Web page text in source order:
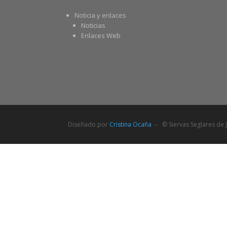
Noticia y enlaces
Noticias
Enlaces Web
Diseñado por Cristina Ocaña – © Siervas Seglares de